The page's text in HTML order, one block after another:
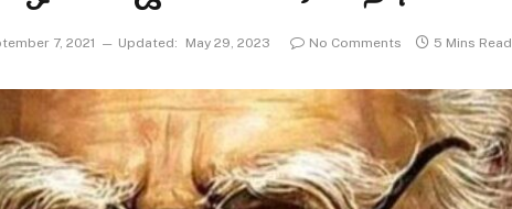
7, 2021 Updated: May 29, 2023 No Comments 5 Mins Read